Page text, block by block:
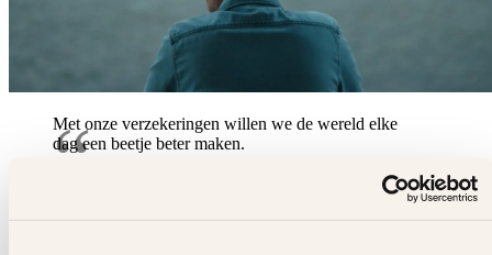
Als helden stilvallen
Een korte inspirerende film over verlies
Met onze verzekeringen willen we de wereld elke
dag een beetje beter maken.